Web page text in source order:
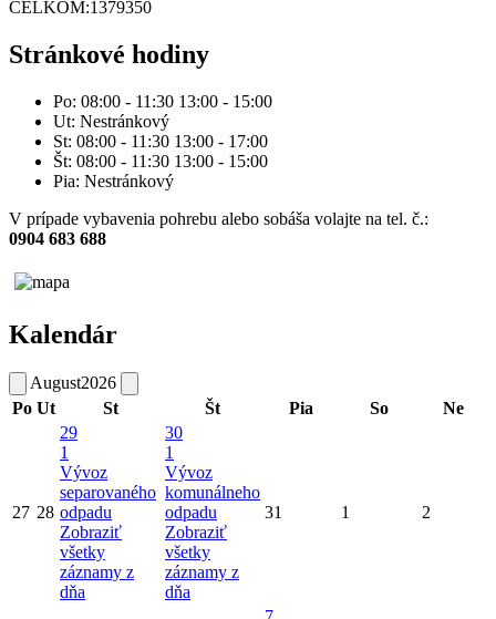
CELKOM:1379350
Stránkové hodiny
Po: 08:00 - 11:30 13:00 - 15:00
Ut: Nestránkový
St: 08:00 - 11:30 13:00 - 17:00
Št: 08:00 - 11:30 13:00 - 15:00
Pia: Nestránkový
V prípade vybavenia pohrebu alebo sobáša volajte na tel. č.:
0904 683 688
Kalendár
August2026
Po Ut St Št Pia So Ne
27 28
29
1
Vývoz
separovaného
odpadu
Zobraziť
všetky
záznamy z
dňa
30
1
Vývoz
komunálneho
odpadu
Zobraziť
všetky
záznamy z
dňa
31 1 2